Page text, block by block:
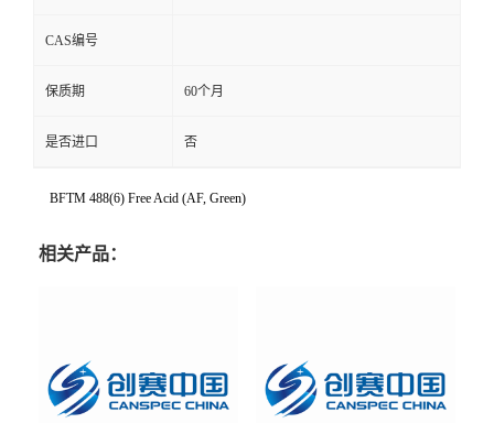
CAS编号
保质期 60个月
是否进口 否
BFTM 488(6) Free Acid (AF, Green)
相关产品：